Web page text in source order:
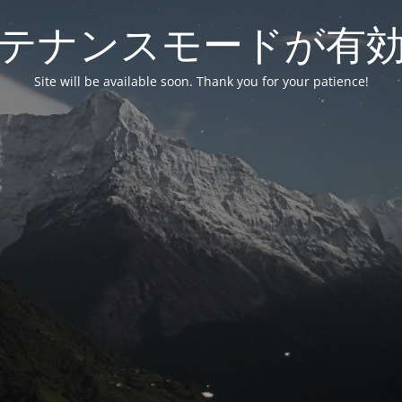
ナンスモードが有
Site will be available soon. Thank you for your patience!